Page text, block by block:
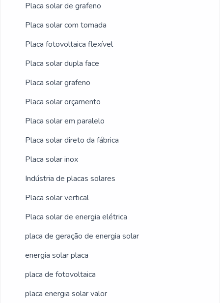
Placa solar de grafeno
Placa solar com tomada
Placa fotovoltaica flexível
Placa solar dupla face
Placa solar grafeno
Placa solar orçamento
Placa solar em paralelo
Placa solar direto da fábrica
Placa solar inox
Indústria de placas solares
Placa solar vertical
Placa solar de energia elétrica
placa de geração de energia solar
energia solar placa
placa de fotovoltaica
placa energia solar valor